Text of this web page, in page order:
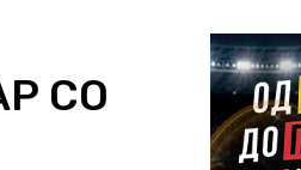
СО